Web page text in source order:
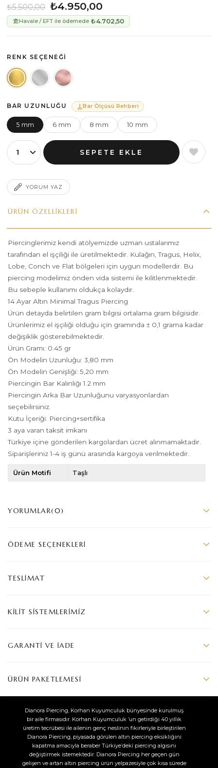
₺5.500,00 ₺4.950,00
Havale / EFT ile ödemede ₺4.702,50
RENK SEÇENEĞI
BAR UZUNLUĞU Bar Ölçüsü Rehberi
5 mm 6 mm 8 mm 10 mm
YORUM YAZ
ÜRÜN ÖZELLIKLERI
Piercinglerimiz kendi atölyemizde uzman ustalarımız
tarafından el işçiliği ile üretilmektedir. Kulağın, Tragus, Helix,
Lobe, Conch ve Flat bölgeleri için uygun modellerdir. Bu
piercing modelimiz önden vida sistemi ile kilitlenmektedir.
Bu sebeple kullanımı oldukça kolaydır.
14 Ayar Altın Minimal Tragus Piercing
Ürün detayda belirtilen gram bilgisi ortalama gram bilgisidir.
Ürünlerimiz el işçiliği olduğu için gramında ± 0,1 grama kadar
değişiklik gösterebilmektedir.
Ürün Gramı: 0.45 gr
Ön Modelin Uzunluğu: 3,80 mm
Ön Modelin Genişliği: 5,20 mm
Piercingin Bar Kalınlığı 1.2 mm
Piercingin Arka Bar Uzunluğunu varyasyonlardan
seçebilirsiniz.
Kutu İçeriği: Piercing+sertifika
3 aya varan taksit imkanı
Türkiye içine gönderilen kargolardan ücret alınmamaktadır.
Siparişleriniz 1-4 iş günü arasında kargoya verilmektedir.
Ürün Motifi Taşlı
YORUMLAR(0)
ÖDEME SEÇENEKLERI
TESLIMAT
KILIT SISTEMLERIMIZ
GARANTI VE İADE
ÜRÜN PAKETLEMESI
Dianora Piercing, Korhan Kuyumculuk bünyesinde kurulmuş
bir aile firmasıdır. Korhan Kuyumculuk ’un getirdiği 40 yıllık
üretim tecrübesi ile ailenin genç neslinin fikirleriyle birleştirilen
Dianora Piercing, piyasada görülen altın piercing eksikliğini
kapatma amacıyla beraber Türkiye’deki piercing algısını
değiştirmek istemektedir. Dianora Piercing her geçen gün
gelişen ve artan altın piercing ürün yelpazesiyle çok kısa sürede